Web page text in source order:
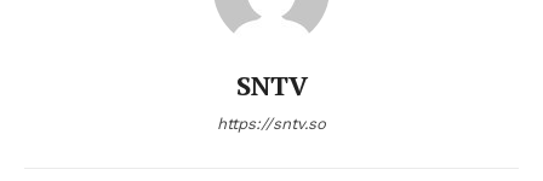
SNTV
https://sntv.so